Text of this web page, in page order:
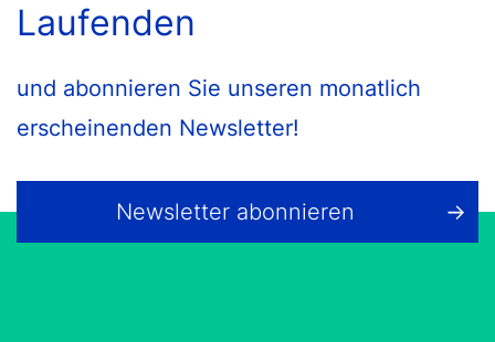
Laufenden
und abonnieren Sie unseren monatlich
erscheinenden Newsletter!
Newsletter abonnieren